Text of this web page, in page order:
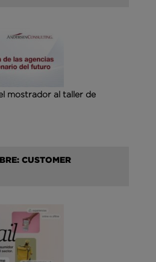
mostrador al taller de
CUSTOMER